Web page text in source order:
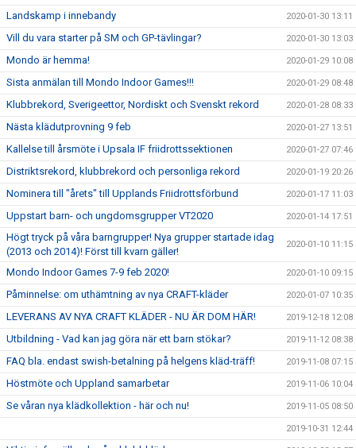
Landskamp i innebandy 2020-01-30 13:11
Vill du vara starter på SM och GP-tävlingar? 2020-01-30 13:03
Mondo är hemma! 2020-01-29 10:08
Sista anmälan till Mondo Indoor Games!!! 2020-01-29 08:48
Klubbrekord, Sverigeettor, Nordiskt och Svenskt rekord 2020-01-28 08:33
Nästa klädutprovning 9 feb 2020-01-27 13:51
Kallelse till årsmöte i Upsala IF friidrottssektionen 2020-01-27 07:46
Distriktsrekord, klubbrekord och personliga rekord 2020-01-19 20:26
Nominera till "årets" till Upplands Friidrottsförbund 2020-01-17 11:03
Uppstart barn- och ungdomsgrupper VT2020 2020-01-14 17:51
Högt tryck på våra barngrupper! Nya grupper startade idag
(2013 och 2014)! Först till kvarn gäller!
2020-01-10 11:15
Mondo Indoor Games 7-9 feb 2020! 2020-01-10 09:15
Påminnelse: om uthämtning av nya CRAFT-kläder 2020-01-07 10:35
LEVERANS AV NYA CRAFT KLÄDER - NU ÄR DOM HÄR! 2019-12-18 12:08
Utbildning - Vad kan jag göra när ett barn stökar? 2019-11-12 08:38
FAQ bla. endast swish-betalning på helgens kläd-träff! 2019-11-08 07:15
Höstmöte och Uppland samarbetar 2019-11-06 10:04
Se våran nya klädkollektion - här och nu! 2019-11-05 08:50
2019-10-31 12:44